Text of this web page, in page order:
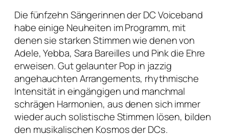
Die fünfzehn Sängerinnen der DC Voiceband
habe einige Neuheiten im Programm, mit
denen sie starken Stimmen wie denen von
Adele, Yebba, Sara Bareilles und Pink die Ehre
erweisen. Gut gelaunter Pop in jazzig
angehauchten Arrangements, rhythmische
Intensität in eingängigen und manchmal
schrägen Harmonien, aus denen sich immer
wieder auch solistische Stimmen lösen, bilden
den musikalischen Kosmos der DCs.